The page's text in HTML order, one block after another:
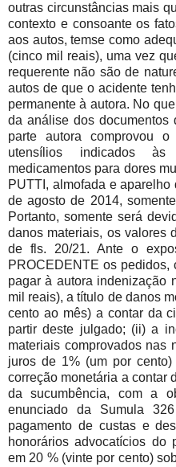
outras circunstâncias mais
contexto e consoante os
aos autos, temse como
(cinco mil reais), uma vez
requerente não são de
autos de que o acidente
permanente à autora. No
da análise dos documentos
parte autora comprovou
utensílios indicados
medicamentos para dores
PUTTI, almofada e
de agosto de 2014,
Portanto, somente será
danos materiais, os valores
de fls. 20/21. Ante o
PROCEDENTE os pedidos,
pagar à autora indenização
mil reais), a título de danos
cento ao mês) a contar da
partir deste julgado; (ii) a
materiais comprovados nas
juros de 1% (um por
correção monetária a contar
da sucumbência, com a
enunciado da Sumula
pagamento de custas e
honorários advocatícios do
em 20 % (vinte por cento)